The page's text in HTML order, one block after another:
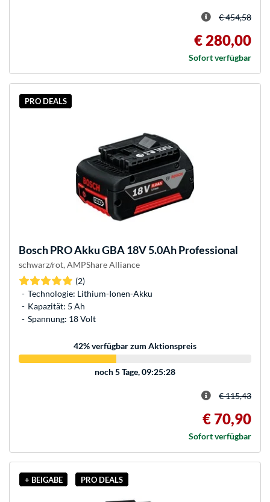
€ 454,58
€ 280,00
Sofort verfügbar
PRO DEALS
BoschPRO Akku GBA 18V 5.0Ah Professional
schwarz/rot, AMPShare Alliance
(2)
Technologie: Lithium-Ionen-Akku
Kapazität: 5 Ah
Spannung: 18 Volt
42% verfügbar zum Aktionspreis
noch5 Tage, 09:25:28
€ 115,43
€ 70,90
Sofort verfügbar
+ BEIGABE PRO DEALS